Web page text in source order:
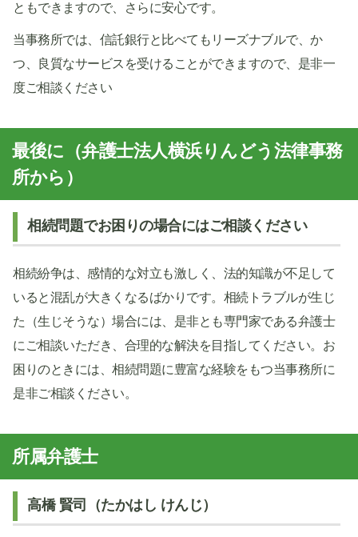
ともできますので、さらに安心です。
当事務所では、信託銀行と比べてもリーズナブルで、か
つ、良質なサービスを受けることができますので、是非一
度ご相談ください
最後に（弁護士法人横浜りんどう法律事務
所から）
相続問題でお困りの場合にはご相談ください
相続紛争は、感情的な対立も激しく、法的知識が不足して
いると混乱が大きくなるばかりです。相続トラブルが生じ
た（生じそうな）場合には、是非とも専門家である弁護士
にご相談いただき、合理的な解決を目指してください。お
困りのときには、相続問題に豊富な経験をもつ当事務所に
是非ご相談ください。
所属弁護士
高橋 賢司（たかはし けんじ）